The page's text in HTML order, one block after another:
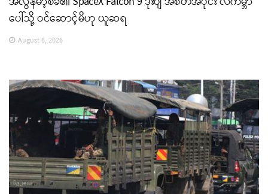
ပေါ်သို့ ဝင်ဆောင့်မိဟု ယူဆရ
August 6, 2026